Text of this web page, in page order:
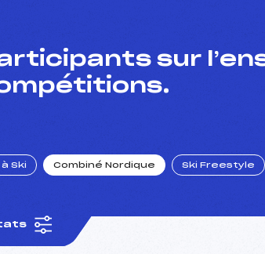
sur
Ski Combiné Nordique Ski Freestyle